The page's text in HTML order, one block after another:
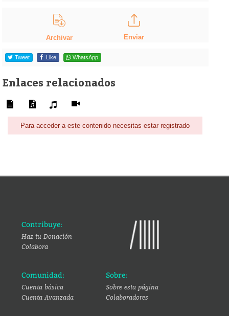
Archivar Enviar
Tweet Like WhatsApp
Enlaces relacionados
Para acceder a este contenido necesitas estar registrado
Contribuye:
Haz tu Donación
Colabora
Comunidad:
Cuenta básica
Cuenta Avanzada
Sobre:
Sobre esta página
Colaboradores